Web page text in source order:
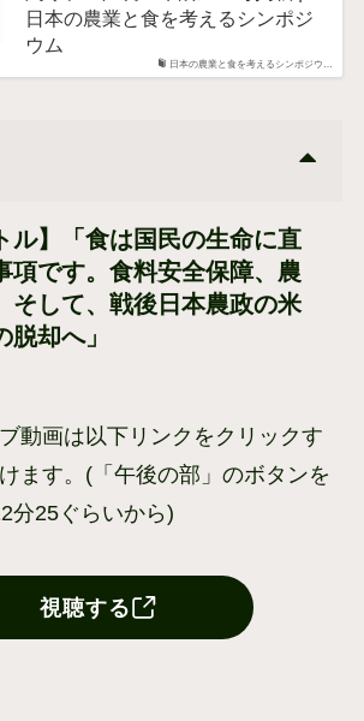
日本の農業と食を考えるシンポジウ…
日本の農業と食を考えるシンポジ
ウム
ル】
「食は国民の生命に直
項です。食料安全保障、農
そして、戦後日本農政の米
脱却へ」
動画は以下リンクをクリックす
ます。(「午後の部」のボタンを
分25ぐらいから)
視聴する